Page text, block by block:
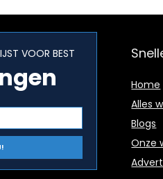
VOOR BEST
Home
Alles
Blogs
Onze